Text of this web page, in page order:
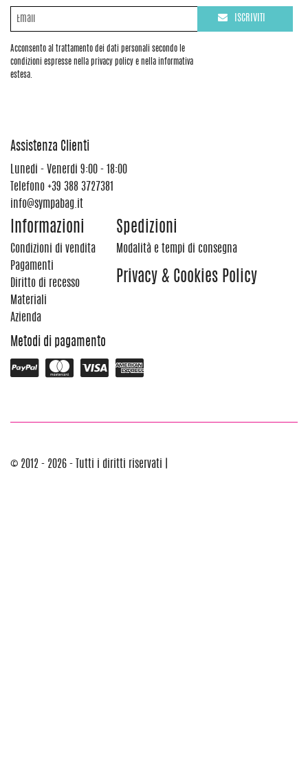
Acconsento al trattamento dei dati personali secondo le
condizioni espresse nella privacy policy e nella informativa
estesa.
ISCRIVITI
Assistenza Clienti
Lunedi - Venerdi 9:00 - 18:00
Telefono +39 388 3727381
info@sympabag.it
Informazioni
Condizioni di vendita
Pagamenti
Diritto di recesso
Materiali
Azienda
Spedizioni
Modalità e tempi di consegna
Privacy & Cookies Policy
Metodi di pagamento
© 2012 - 2026 - Tutti i diritti riservati |